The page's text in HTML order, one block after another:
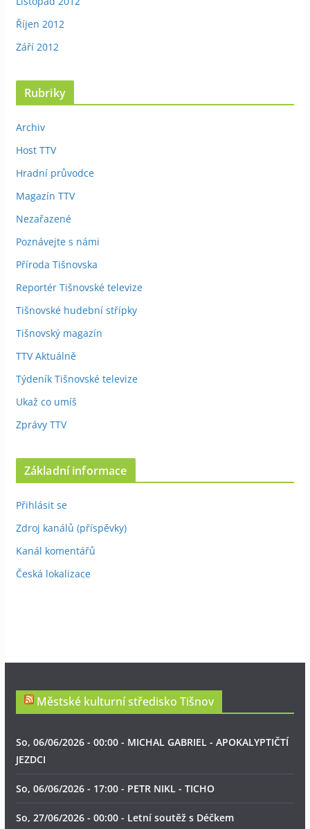
Říjen 2012
Září 2012
Rubriky
Archiv
Host TTV
Hradní průvodce
Magazín TTV
Nezařazené
Poznávejte s námi
Příroda Tišnovska
Reportér Tišnovské televize
Tišnovské hudební střípky
Tišnovský magazín
TTV Aktuálně
Týdeník Tišnovské televize
Ukaž co umíš
Zprávy TTV
Základní informace
Přihlásit se
Zdroj kanálů (příspěvky)
Kanál komentářů
Česká lokalizace
Městské kulturní středisko Tišnov
So, 06/06/2026 - 00:00 - MICHAL GABRIEL - APOKALYPTIČTÍ
JEZDCI
So, 06/06/2026 - 17:00 - PETR NIKL - TICHO
So, 27/06/2026 - 00:00 - Letní soutěž s Déčkem